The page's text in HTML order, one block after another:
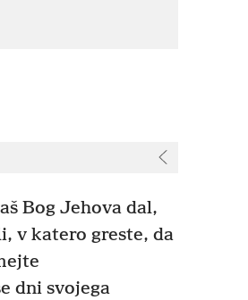
Bog Jehova dal,
v katero greste, da
dni svojega